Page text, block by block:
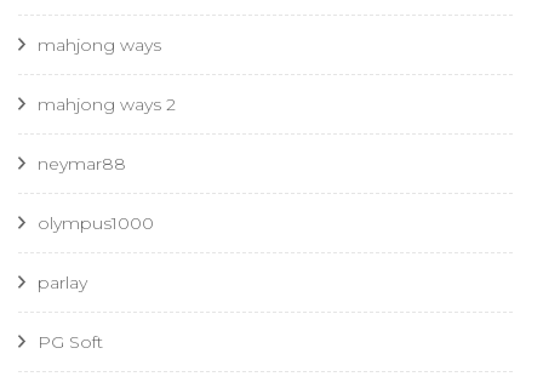
mahjong ways
mahjong ways 2
neymar88
olympus1000
parlay
PG Soft